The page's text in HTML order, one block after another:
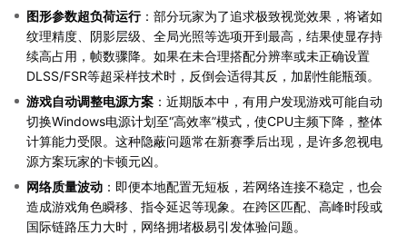
图形参数超负荷运行：部分玩家为了追求极致视觉效果，将诸如
纹理精度、阴影层级、全局光照等选项开到最高，结果使显存持
续高占用，帧数骤降。如果在未合理搭配分辨率或未正确设置
DLSS/FSR等超采样技术时，反倒会适得其反，加剧性能瓶颈。
游戏自动调整电源方案 ：近期版本中，有用户发现游戏可能自动
切换Windows电源计划至“高效率”模式，使CPU主频下降，整体
计算能力受限。这种隐蔽问题常在新赛季后出现，是许多忽视电
源方案玩家的卡顿元凶。
网络质量波动 ：即便本地配置无短板，若网络连接不稳定，也会
造成游戏角色瞬移、指令延迟等现象。在跨区匹配、高峰时段或
国际链路压力大时，网络拥堵极易引发体验问题。